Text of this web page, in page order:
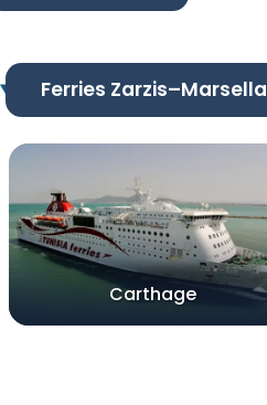
Ferries Zarzis–Marsella
Carthage